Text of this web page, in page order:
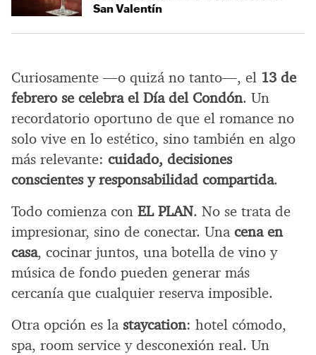
Curiosamente —o quizá no tanto—, el 13 de
febrero se celebra el Día del Condón. Un
recordatorio oportuno de que el romance no
solo vive en lo estético, sino también en algo
más relevante: cuidado, decisiones
conscientes y responsabilidad compartida.
Todo comienza con EL PLAN. No se trata de
impresionar, sino de conectar. Una cena en
casa, cocinar juntos, una botella de vino y
música de fondo pueden generar más
cercanía que cualquier reserva imposible.
Otra opción es la staycation: hotel cómodo,
spa, room service y desconexión real. Un
San Valentín